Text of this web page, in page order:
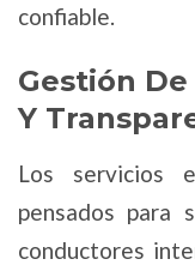
confiable.
Gestión
Y
Los servicios
pensados para
conductores